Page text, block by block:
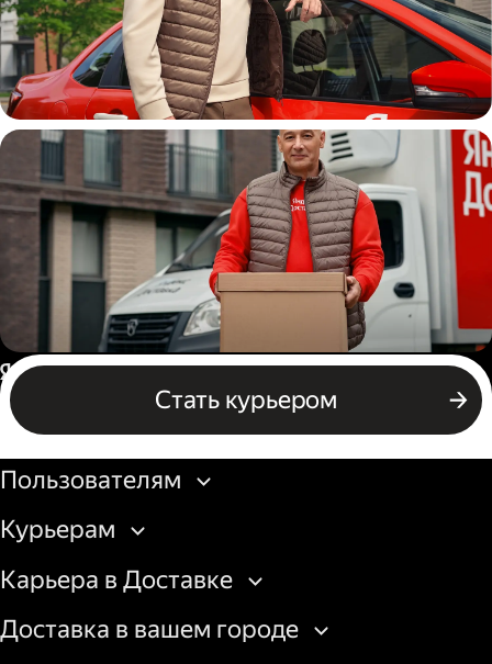
Автокурьер
Водитель грузового авто
Стать курьером
Россия
Бизнесу
Пользователям
Курьерам
Карьера в Доставке
Доставка в вашем городе